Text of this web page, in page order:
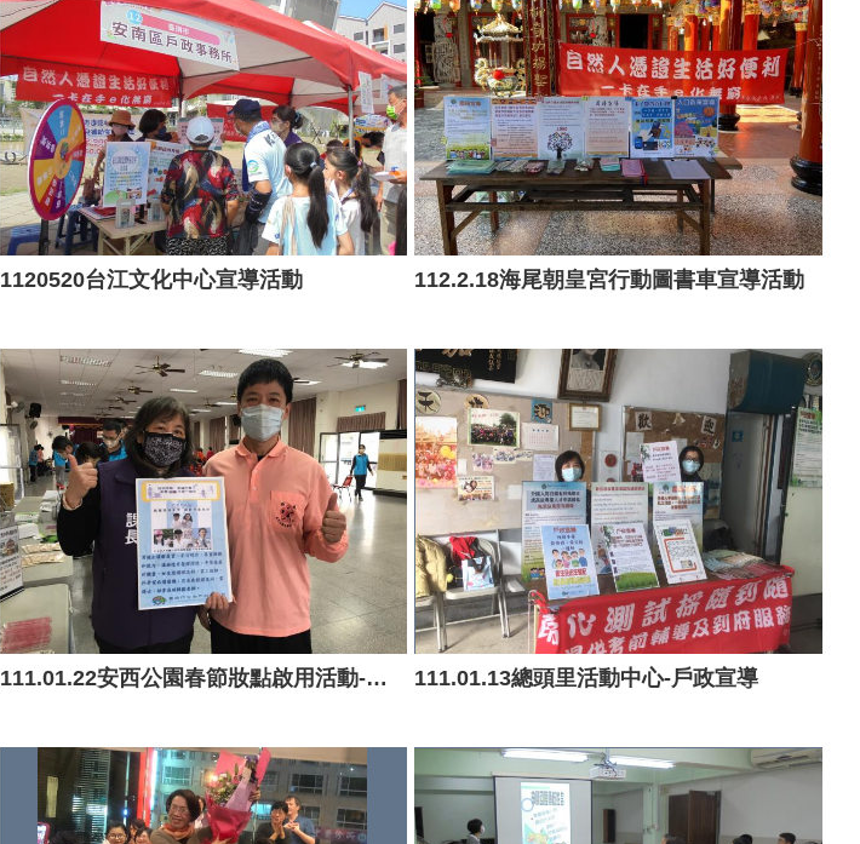
1120520台江文化中心宣導活動 112.2.18海尾朝皇宮行動圖書車宣導活動
111.01.22安西公園春節妝點啟用活動-戶政宣導 111.01.13總頭里活動中心-戶政宣導